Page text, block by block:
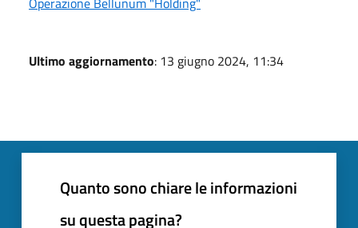
Ultimo aggiornamento: 13 giugno 2024, 11:34
Quanto sono chiare le informazioni
su questa pagina?